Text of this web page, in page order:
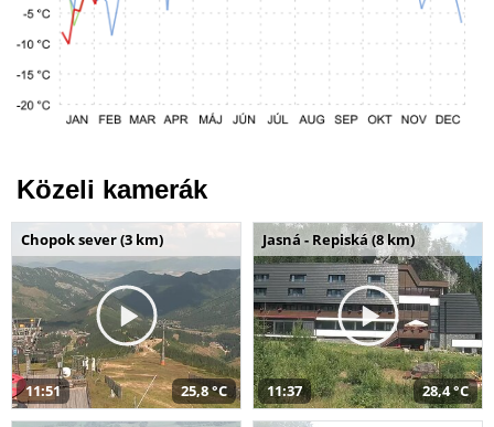
Közeli kamerák
Chopok sever (3 km)
11:51 25,8 °C
Jasná - Repiská (8 km)
11:37 28,4 °C